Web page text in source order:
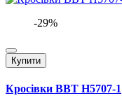
-29%
Купити
Кросівки BBT H5707-1